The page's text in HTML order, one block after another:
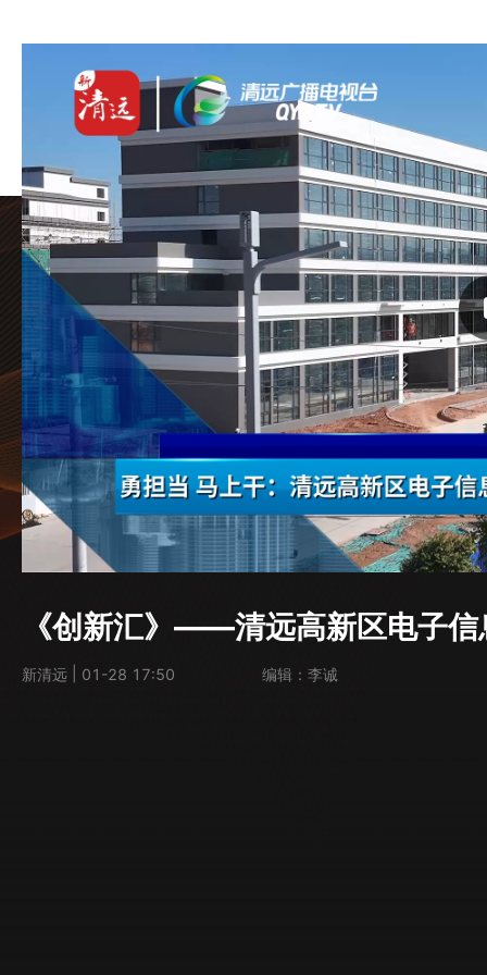
《创新汇》——清远高新区电子信
新清远 01-28 17:50 编辑：李诚